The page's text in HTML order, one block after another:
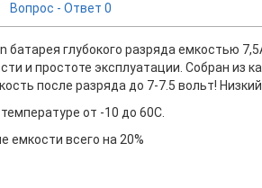
Вопрос - Ответ 0
батарея глубокого разряда емкостью
и простоте эксплуатации. Собран
после разряда до 7-7.5 вольт!
от -10 до 60С.
емкости всего на 20%